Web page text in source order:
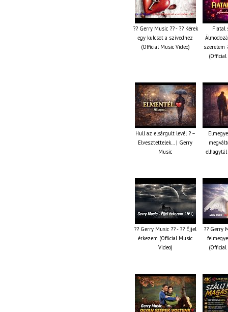
?? Gerry Music ?? - ?? Kérek
egy kulcsot a szívedhez
(Official Music Video)
Fiatal
szerelem
(Official
Hull az elsárgult levél ? –
Elvesztettelek… | Gerry
Music
?? Gerry Music ?? - ?? Éjjel
érkezem (Official Music
Video)
?? Gerry
(Official